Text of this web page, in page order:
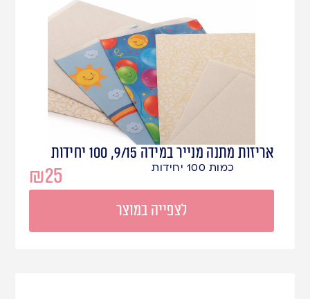
אריזות מתנה מנייר במידה 9/15, 100 יחידות
₪25 כמות 100 יחידות
לצפייה במוצר